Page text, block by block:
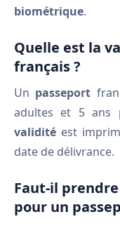
biométrique.
Quelle est la
français ?
Un passeport
adultes et 5 ans
validité est
date de délivrance.
Faut-il
pour un